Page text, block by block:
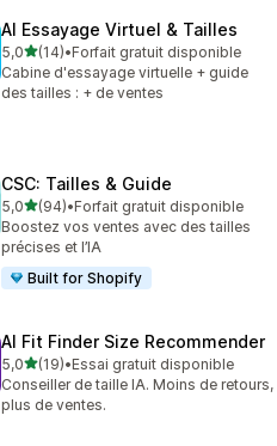
AI Essayage Virtuel & Tailles
5,0étoile(s) sur 5
(14)
14 avis au total
•Forfait gratuit disponible
Cabine d'essayage virtuelle + guide
des tailles : + de ventes
CSC: Tailles & Guide
5,0étoile(s) sur 5
(94)
94 avis au total
•Forfait gratuit disponible
Boostez vos ventes avec des tailles
précises et l’IA
Built for Shopify
AI Fit Finder Size Recommender
5,0étoile(s) sur 5
(19)
19 avis au total
•Essai gratuit disponible
Conseiller de taille IA. Moins de retours,
plus de ventes.